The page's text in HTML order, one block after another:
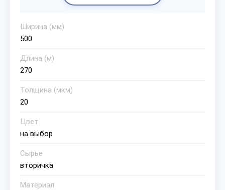
Ширина (мм)
500
Длина (м)
270
Толщина (мкм)
20
Цвет
на выбор
Сырье
вторичка
Материал